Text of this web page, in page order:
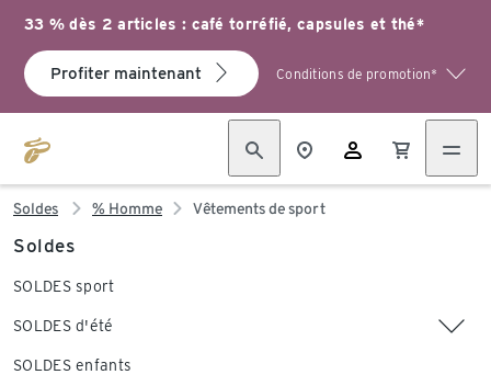
33 % dès 2 articles : café torréfié, capsules et thé*
Profiter maintenant Conditions de promotion*
Soldes % Homme Vêtements de sport
Soldes
SOLDES sport
SOLDES d'été
SOLDES enfants